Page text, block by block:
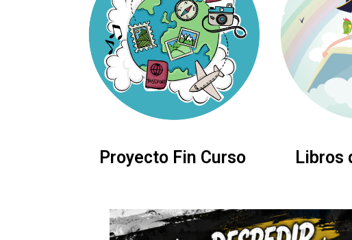
Proyecto Fin Curso Libros